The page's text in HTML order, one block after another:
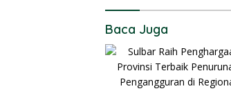
Baca Juga